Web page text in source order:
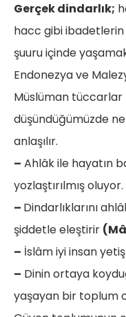
Gerçek dindarlık;
hacc gibi ibadetlerin
şuuru içinde
Endonezya ve
Müslüman tüccarlar
düşündüğümüzde
anlaşılır.
– Ahlâk ile hayatın
yozlaştırılmış oluyor.
– Dindarlıklarını
şiddetle eleştirir
– İslâm iyi insan
– Dinin ortaya
yaşayan bir toplum